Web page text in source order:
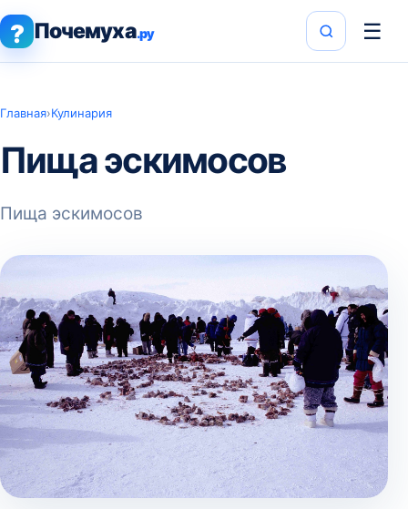
? Почемуха.ру ☰
Главная›Кулинария
Пища эскимосов
Пища эскимосов